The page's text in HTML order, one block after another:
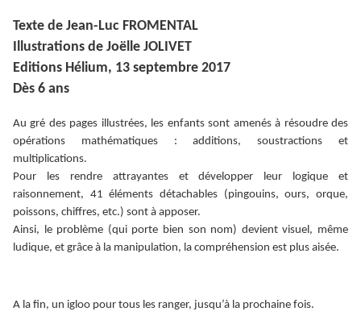
Texte de Jean-Luc FROMENTAL
Illustrations de Joëlle JOLIVET
Editions Hélium, 13 septembre 2017
Dès 6 ans
Au gré des pages illustrées, les enfants sont amenés à résoudre des
opérations mathématiques : additions, soustractions et
multiplications.
Pour les rendre attrayantes et développer leur logique et
raisonnement, 41 éléments détachables (pingouins, ours, orque,
poissons, chiffres, etc.) sont à apposer.
Ainsi, le problème (qui porte bien son nom) devient visuel, même
ludique, et grâce à la manipulation, la compréhension est plus aisée.
A la fin, un igloo pour tous les ranger, jusqu’à la prochaine fois.